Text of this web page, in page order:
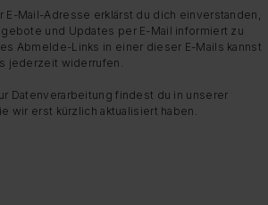
E-Mail-Adresse erklärst du dich einverstanden,
und Updates per E-Mail informiert zu
Abmelde-Links in einer dieser E-Mails kannst
jederzeit widerrufen.
Datenverarbeitung findest du in unserer
wir erst kürzlich aktualisiert haben.